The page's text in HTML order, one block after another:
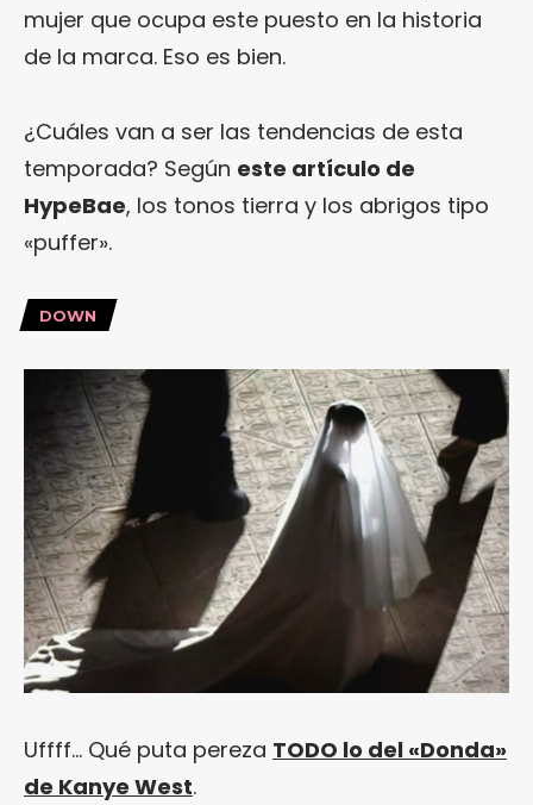
mujer que ocupa este puesto en la historia
de la marca. Eso es bien.
¿Cuáles van a ser las tendencias de esta
temporada? Según este artículo de
HypeBae, los tonos tierra y los abrigos tipo
«puffer».
DOWN
Uffff… Qué puta pereza TODO lo del «Donda»
de Kanye West.